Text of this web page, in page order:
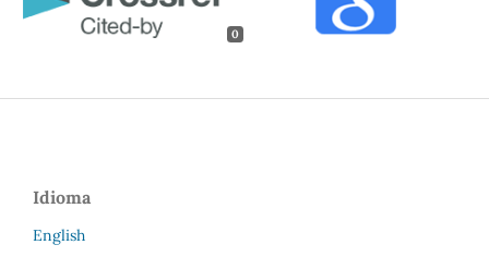
0
Idioma
English